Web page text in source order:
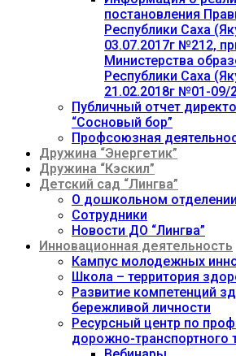
постановления
Республики Саха
03.07.2017г №212,
Министерства
Республики Саха
21.02.2018г №01-09/
Публичный отчет
“Сосновый бор”
Профсоюзная
Дружина “Энергетик”
Дружина “Кэскил”
Детский сад “Лингва”
О дошкольном отделении
Сотрудники
Новости ДО “Лингва”
Инновационная деятельность
Кампус молодежных
Школа – территория
Развитие компетенций
бережливой личности
Ресурсный центр по
дорожно-транспортного